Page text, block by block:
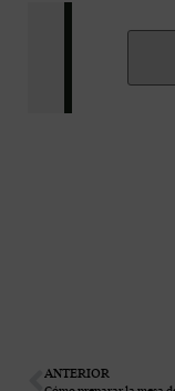
ANTERIOR